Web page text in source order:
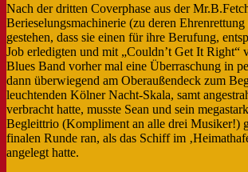
Nach der dritten Coverphase aus der
Berieselungsmachinerie (zu deren Ehrenrettung
gestehen, dass sie einen für ihre Berufung,
Job erledigten und mit „Couldn’t Get It Right“
Blues Band vorher mal eine Überraschung in
dann überwiegend am Oberaußendeck zum
leuchtenden Kölner Nacht-Skala, samt
verbracht hatte, musste Sean und sein
Begleittrio (Kompliment an alle drei Musiker!)
finalen Runde ran, als das Schiff im
angelegt hatte.